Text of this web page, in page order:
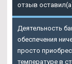
отзыв
Деятельность
обеспечения
просто
температуре в